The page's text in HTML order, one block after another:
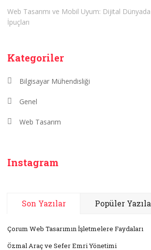
Web Tasarımı ve Mobil Uyum: Dijital
İpuçları
Kategoriler
Bilgisayar Mühendisliği
Genel
Web Tasarım
Instagram
Son Yazılar Popüler
Çorum Web Tasarımın İşletmelere Faydaları
Özmal Araç ve Sefer Emri Yönetimi